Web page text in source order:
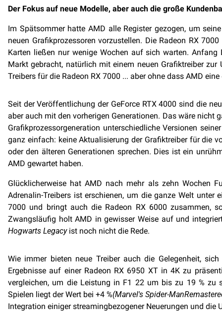
Der Fokus auf neue Modelle, aber auch die große
Im Spätsommer hatte AMD alle Register gezogen, um
neuen Grafikprozessoren vorzustellen. Die Radeon RX
Karten ließen nur wenige Wochen auf sich warten.
Markt gebracht, natürlich mit einem neuen Grafiktreiber
Treibers für die Radeon RX 7000 ... aber ohne dass AMD
Seit der Veröffentlichung der GeForce RTX 4000 sind die
aber auch mit den vorherigen Generationen. Das wäre nicht
Grafikprozessorgeneration unterschiedliche Versionen
ganz einfach: keine Aktualisierung der Grafiktreiber für die
oder den älteren Generationen sprechen. Dies ist ein
AMD gewartet haben.
Glücklicherweise hat AMD nach mehr als zehn Wochen
Adrenalin-Treibers ist erschienen, um die ganze Welt
7000 und bringt auch die Radeon RX 6000 zusammen,
Zwangsläufig holt AMD in gewisser Weise auf und
Hogwarts Legacyist noch nicht die Rede.
Wie immer bieten neue Treiber auch die Gelegenheit,
Ergebnisse auf einer Radeon RX 6950 XT in 4K zu
vergleichen, um die Leistung in F1 22 um bis zu 19 % zu
Spielen liegt der Wert bei +4 %(Marvel's Spider-Man
Integration einiger streamingbezogener Neuerungen und die